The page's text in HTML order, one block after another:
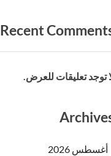
Recent
توجد تعليقات للعرض.
أغسطس 2026